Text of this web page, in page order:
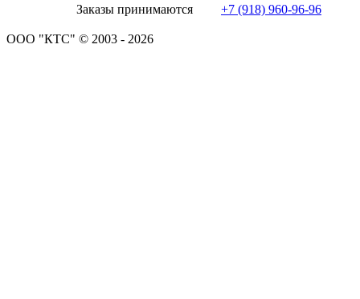
Заказы принимаются
+7 (918) 960-96-96
ООО "КТС" © 2003 - 2026